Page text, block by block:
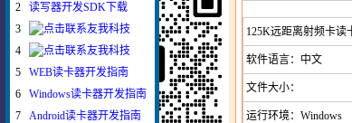
125K远距离射频卡读
软件语言：中文
文件大小：
运行环境：Windows
2
读写器开发SDK下载
3
4
5
WEB读卡器开发指南
6
Windows读卡器开发指南
7
Android读卡器开发指南